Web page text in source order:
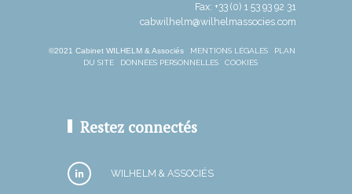
Fax: +33 (0) 1 53 93 92 31
cabwilhelm@wilhelmassocies.com
©2021 Cabinet WILHELM & Associés MENTIONS LÉGALES
PLAN
DU SITE
DONNÉES PERSONNELLES COOKIES
Restez connectés
WILHELM & ASSOCIÉS